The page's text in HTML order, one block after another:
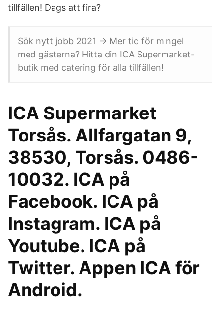
tillfällen! Dags att fira?
Sök nytt jobb 2021 → Mer tid för mingel
med gästerna? Hitta din ICA Supermarket-
butik med catering för alla tillfällen!
ICA Supermarket
Torsås. Allfargatan 9,
38530, Torsås. 0486-
10032. ICA på
Facebook. ICA på
Instagram. ICA på
Youtube. ICA på
Twitter. Appen ICA för
Android.